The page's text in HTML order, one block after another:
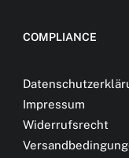
COMPLIANCE
Impressum
Widerrufsrecht